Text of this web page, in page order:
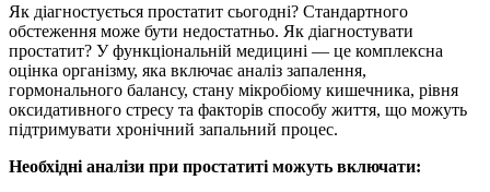
Як діагностується простатит сьогодні? Стандартного
обстеження може бути недостатньо. Як діагностувати
простатит? У функціональній медицині — це комплексна
оцінка організму, яка включає аналіз запалення,
гормонального балансу, стану мікробіому кишечника, рівня
оксидативного стресу та факторів способу життя, що можуть
підтримувати хронічний запальний процес.
Необхідні аналізи при простатиті можуть включати: